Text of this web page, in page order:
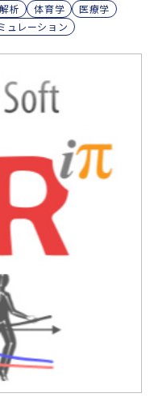
析 体育学
医療学
ュレーション